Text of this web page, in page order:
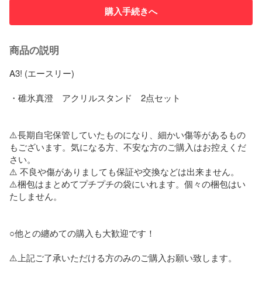
購入手続きへ
商品の説明
A3! (エースリー)
・碓氷真澄　アクリルスタンド　2点セット
⚠️長期自宅保管していたものになり、細かい傷等があるもの
もございます。気になる方、不安な方のご購入はお控えくだ
さい。
⚠️ 不良や傷がありましても保証や交換などは出来ません。
⚠️梱包はまとめてプチプチの袋にいれます。個々の梱包はい
たしません。
○他との纏めての購入も大歓迎です！
⚠️上記ご了承いただける方のみのご購入お願い致します。